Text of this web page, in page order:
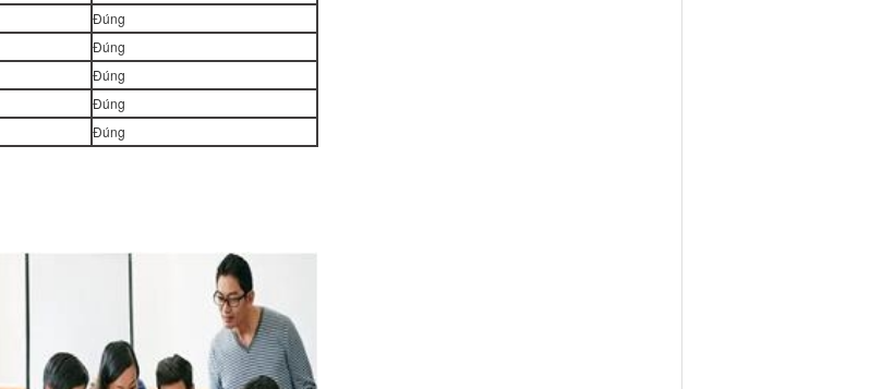
Đúng
Đúng
Đúng
Đúng
Đúng